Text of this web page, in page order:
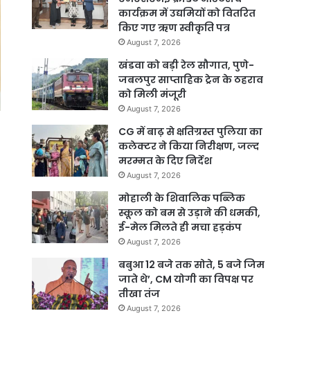
कार्यक्रम में उद्यमियों को वितरित
किए गए ऋण स्वीकृति पत्र
August 7, 2026
खंडवा को बड़ी रेल सौगात, पुणे-
जबलपुर साप्ताहिक ट्रेन के ठहराव
को मिली मंजूरी
August 7, 2026
CG में बाढ़ से क्षतिग्रस्त पुलिया का
कलेक्टर ने किया निरीक्षण, जल्द
मरम्मत के दिए निर्देश
August 7, 2026
मोहाली के शिवालिक पब्लिक
स्कूल को बम से उड़ाने की धमकी,
ई-मेल मिलते ही मचा हड़कंप
August 7, 2026
बबुआ 12 बजे तक सोते, 5 बजे जिम
जाते थे’, CM योगी का विपक्ष पर
तीखा तंज
August 7, 2026